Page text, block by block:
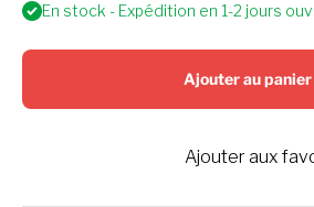
En stock - Expédition en 1-2 jours
Ajouter au panier
Ajouter aux